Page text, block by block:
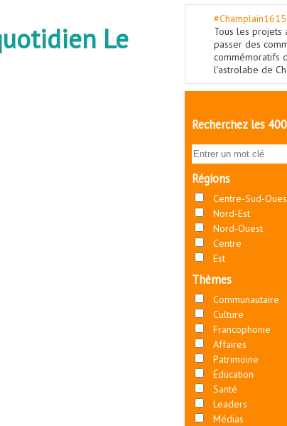
Le
Tous les projets
passer des
commémoratifs
l’astrolabe de
Recherchez les
Régions
Centre-Sud-
Nord-Est
Nord-Ouest
Centre
Est
Thèmes
Communautaire
Culture
Francophonie
Affaires
Patrimoine
Éducation
Santé
Leaders
Médias